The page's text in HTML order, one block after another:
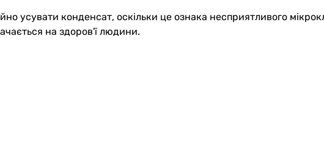
усувати конденсат, оскільки це ознака несприятливого
на здоров'ї людини.